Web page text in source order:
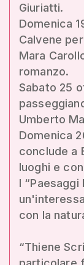
Giuriatti.
Domenica
Calvene
Mara
romanzo.
Sabato 25
Umberto
Domenica
conclude a
luoghi e
I
con la
“Thiene